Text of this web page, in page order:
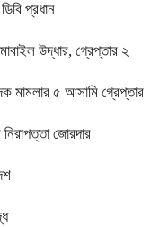
প্রধান
উদ্ধার, গ্রেপ্তার ২
মামলার ৫ আসামি গ্রেপ্তার
জোরদার